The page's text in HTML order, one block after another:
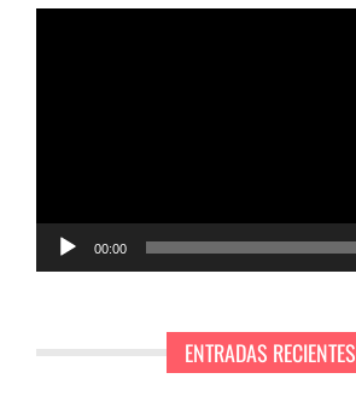
00:00
ENTRADAS RECIENTES